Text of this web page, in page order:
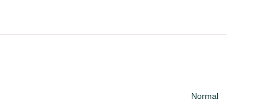
Normal